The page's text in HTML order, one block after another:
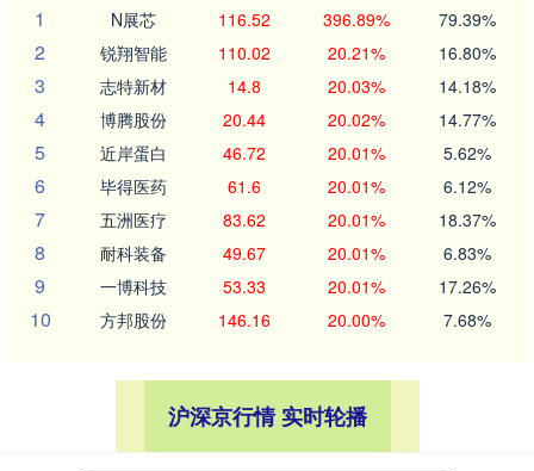
1
N展芯 116.52 396.89% 79.39%
2 锐翔智能 110.02 20.21% 16.80%
3 志特新材 14.8 20.03% 14.18%
4 博腾股份 20.44 20.02% 14.77%
5 近岸蛋白 46.72 20.01% 5.62%
6 毕得医药 61.6 20.01% 6.12%
7 五洲医疗 83.62 20.01% 18.37%
8 耐科装备 49.67 20.01% 6.83%
9 一博科技 53.33 20.01% 17.26%
10 方邦股份 146.16 20.00% 7.68%
沪深京行情 实时轮播